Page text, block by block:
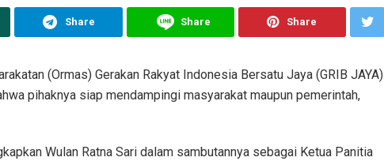
Share Share Share
(Ormas) Gerakan Rakyat Indonesia Bersatu Jaya (GRIB JAYA)
pihaknya siap mendampingi masyarakat maupun pemerintah,
Wulan Ratna Sari dalam sambutannya sebagai Ketua Panitia